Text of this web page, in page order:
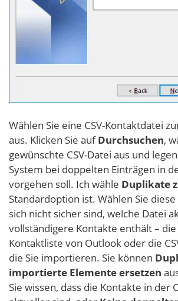
Wählen Sie eine CSV-Kontaktdatei
aus. Klicken Sie aufDurchsuchen,
gewünschte CSV-Datei aus und
System bei doppelten Einträgen in
vorgehen soll. Ich wähle Duplikate
Standardoption ist. Wählen Sie
sich nicht sicher sind, welche Datei
vollständigere Kontakte enthält –
Kontaktliste von Outlook oder die
die Sie importieren. Sie können
importierte Elemente ersetzen
Sie wissen, dass die Kontakte in der